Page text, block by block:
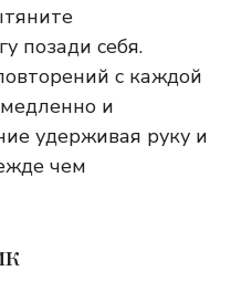
позади себя.
с каждой
и
удерживая руку и
чем